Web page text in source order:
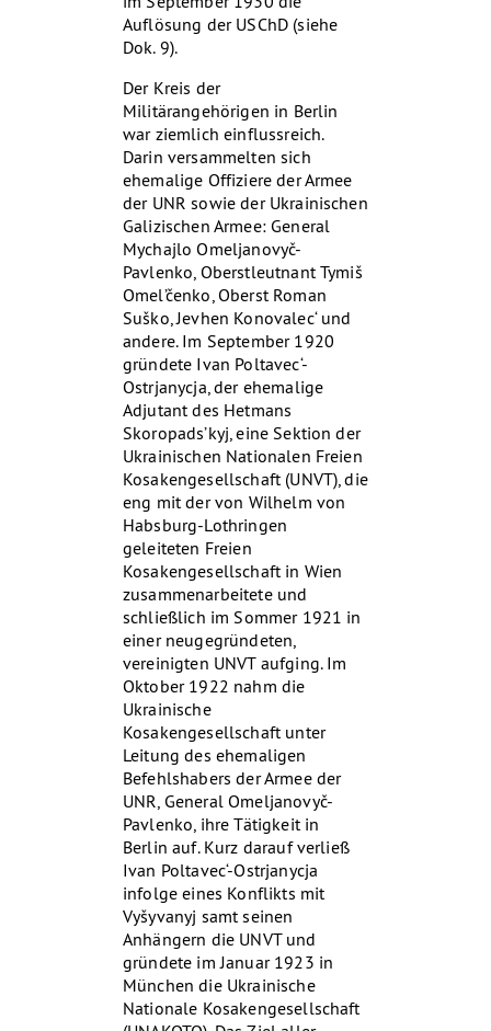
Auflösung der USChD (siehe
Dok. 9).
Der Kreis der
Militärangehörigen in Berlin
war ziemlich einflussreich.
Darin versammelten sich
ehemalige Offiziere der Armee
der UNR sowie der Ukrainischen
Galizischen Armee: General
Mychajlo Omeljanovyč-
Pavlenko, Oberstleutnant Tymiš
Omel’čenko, Oberst Roman
Suško, Jevhen Konovalec‘ und
andere. Im September 1920
gründete Ivan Poltavec‘-
Ostrjanycja, der ehemalige
Adjutant des Hetmans
Skoropads’kyj, eine Sektion der
Ukrainischen Nationalen Freien
Kosakengesellschaft (UNVT), die
eng mit der von Wilhelm von
Habsburg-Lothringen
geleiteten Freien
Kosakengesellschaft in Wien
zusammenarbeitete und
schließlich im Sommer 1921 in
einer neugegründeten,
vereinigten UNVT aufging. Im
Oktober 1922 nahm die
Ukrainische
Kosakengesellschaft unter
Leitung des ehemaligen
Befehlshabers der Armee der
UNR, General Omeljanovyč-
Pavlenko, ihre Tätigkeit in
Berlin auf. Kurz darauf verließ
Ivan Poltavec‘-Ostrjanycja
infolge eines Konflikts mit
Vyšyvanyj samt seinen
Anhängern die UNVT und
gründete im Januar 1923 in
München die Ukrainische
Nationale Kosakengesellschaft